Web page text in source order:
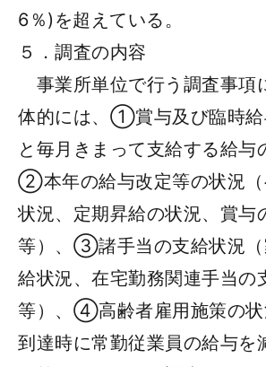
6％)を超えている。
５．調査の内容
事業所単位で行う調査事項
体的には、①賞与及び臨時給
と毎月きまって支給する給与
②本年の給与改定等の状況（
状況、定期昇給の状況、賞与
等）、③諸手当の支給状況（
給状況、在宅勤務関連手当の
等）、④高齢者雇用施策の状
到達時に常勤従業員の給与を